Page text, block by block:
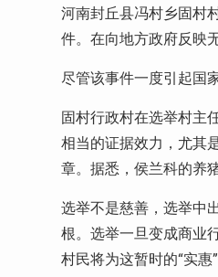
河南封丘县冯村乡固村
件。在向地方政府反映
尽管该事件一度引起国
固村行政村在选举村主
相当的证据效力，尤其
章。据悉，侯兰科的养
选举不是慈善，选举中
根。选举一旦变成商业
村民将为这暂时的“实惠